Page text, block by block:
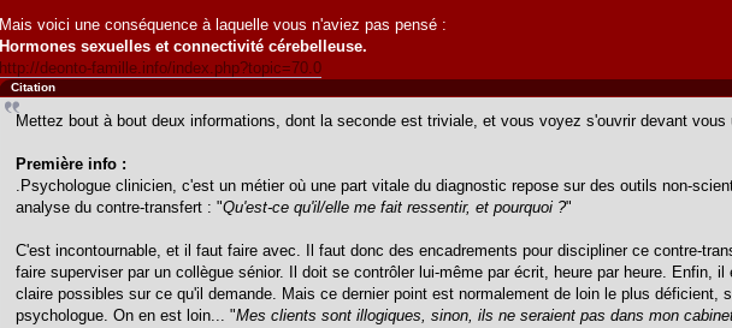
Mais voici une conséquence à laquelle vous n'aviez pas pensé :
Hormones sexuelles et connectivité cérebelleuse.
http://deonto-famille.info/index.php?topic=70.0
Citation
Mettez bout à bout deux informations, dont la seconde est triviale, et vous voyez s'ouvrir devant vous
Première info :
.Psychologue clinicien, c'est un métier où une part vitale du diagnostic repose sur des outils non-
analyse du contre-transfert : "Qu'est-ce qu'il/elle me fait ressentir, et pourquoi ?"
C'est incontournable, et il faut faire avec. Il faut donc des encadrements pour discipliner ce contre-
faire superviser par un collègue sénior. Il doit se contrôler lui-même par écrit, heure par heure. Enfin,
claire possibles sur ce qu'il demande. Mais ce dernier point est normalement de loin le plus déficient,
psychologue. On en est loin... "Mes clients sont illogiques, sinon, ils ne seraient pas dans mon